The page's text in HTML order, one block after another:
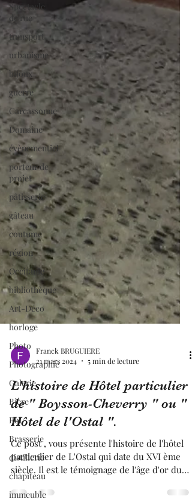
Spectacle
de rue
transport
urbanisme
bijoux
guerre
Carcassonne
Domaine
évènementiel
porteur de
projet
pâtisserie
gâteau
coutume
région
Occitanie
bibliothèque
Art-Déco
horloge
Photo
Photographie
Galerie
Bière
Roi
Brasserie
distillerie
chapiteau
immeuble
21 mars 2024
5 min de lecture
L'histoire de Hôtel particulier
de " Boysson-Cheverry " ou "
Hôtel de l'Ostal ".
Ce post , vous présente l'histoire de l'hôtel
particulier de L'Ostal qui date du XVI ème
siècle. Il est le témoignage de l'âge d'or du